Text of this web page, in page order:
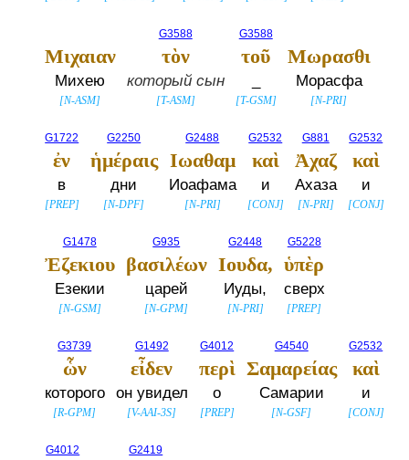
Μιχαιαν
Михею
[N-ASM]
G3588
τὸν
который сын
[T-ASM]
G3588
τοῦ
[T-GSM]
Μωρασθι
Морасфа
[N-PRI]
G1722
ἐν
в
[PREP]
G2250
ἡμέραις
дни
[N-DPF]
G2488
Ιωαθαμ
Иоафама
[N-PRI]
G2532
καὶ
и
[CONJ]
G881
Ἀχαζ
Ахаза
[N-PRI]
G2532
καὶ
и
[CONJ]
G1478
Ἐζεκιου
Езекии
[N-GSM]
G935
βασιλέων
царей
[N-GPM]
G2448
Ιουδα,
Иуды,
[N-PRI]
G5228
ὑπὲρ
сверх
[PREP]
G3739
ὧν
которого
[R-GPM]
G1492
εἶδεν
он увидел
[V-AAI-3S]
G4012
περὶ
о
[PREP]
G4540
Σαμαρείας
Самарии
[N-GSF]
G2532
καὶ
и
[CONJ]
G4012 G2419